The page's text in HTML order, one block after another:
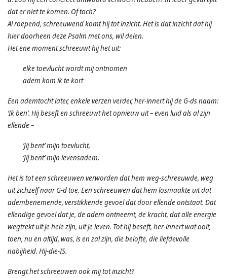
dat er niet te komen. Of toch?
Al roepend, schreeuwend komt hij tot inzicht. Het is dat inzicht dat hij
hier doorheen deze Psalm met ons, wil delen.
Het ene moment schreeuwt hij het uit:
elke toevlucht wordt mij ontnomen
adem kom ik te kort
Een ademtocht later, enkele verzen verder, her-innert hij de G-ds naam:
‘Ik ben’. Hij beseft en schreeuwt het opnieuw uit – even luid als al zijn
ellende –
’Jij bent’ mijn toevlucht,
’Jij bent’ mijn levensadem.
Het is tot een schreeuwen verworden dat hem weg-schreeuwde, weg
uit zichzelf naar G-d toe. Een schreeuwen dat hem losmaakte uit dat
adembenemende, verstikkende gevoel dat door ellende ontstaat. Dat
ellendige gevoel dat je, de adem ontneemt, de kracht, dat alle energie
wegtrekt uit je hele zijn, uit je leven. Tot hij beseft, her-innert wat ooit,
toen, nu en altijd, was, is en zal zijn, die belofte, die liefdevolle
nabijheid. Hij-die-IS.
Brengt het schreeuwen ook mij tot inzicht?